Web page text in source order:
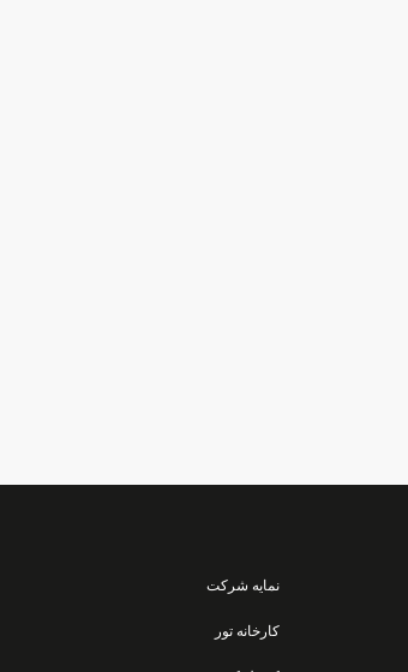
نمایه شرکت
کارخانه تور